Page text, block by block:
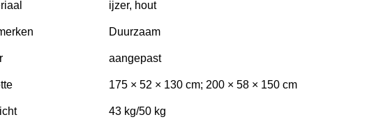
ijzer, hout
Duurzaam
aangepast
175 × 52 × 130 cm; 200 × 58 × 150 cm
43 kg/50 kg